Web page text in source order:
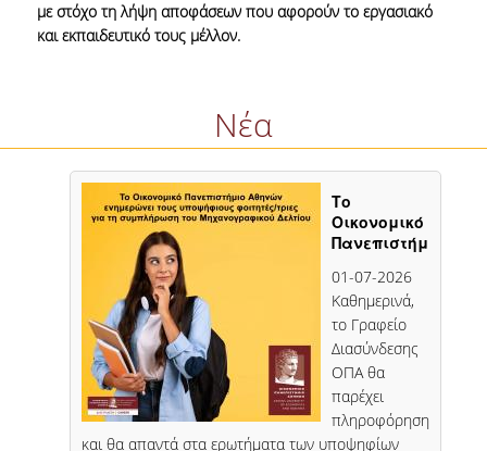
ΥΠΗΡΕΣΙΕΣ ΓΙΑ ΕΡΓΟΔΟΤΕΣ/ΕΤΑΙΡΙΕΣ
ΠΡΑΚΤΙΚΗ ΑΣΚΗΣΗ
ΝΕΑ
ΕΠΙΚΟΙΝΩΝΙΑ
με στόχο τη λήψη αποφάσεων που αφορούν το εργασιακό
και εκπαιδευτικό τους μέλλον.
Νέα
Tο
Οικονομικό
Πανεπιστήμιο
ενημερώνει
τους
υποψήφιους
φοιτητές
για τη
συμπλήρωση
του
Μηχανογραφικού
01-07-2026
Καθημερινά,
το Γραφείο
Διασύνδεσης
ΟΠΑ θα
παρέχει
πληροφόρηση
και θα απαντά στα ερωτήματα των υποψηφίων